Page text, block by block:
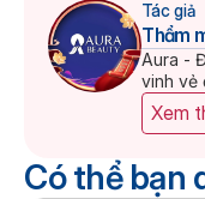
Tác giả
Thẩm
Aura -
vinh vẻ
Xem
Có thể bạn